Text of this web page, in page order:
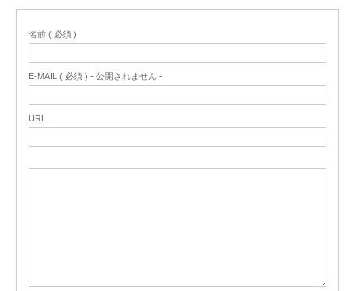
名前 ( 必須 )
E-MAIL ( 必須 ) - 公開されません -
URL